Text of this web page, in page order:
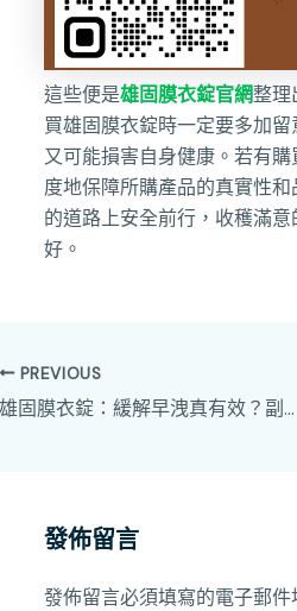
這些便是雄固膜衣錠官網整理
買雄固膜衣錠時一定要多加
又可能損害自身健康。若有
度地保障所購產品的真實性
的道路上安全前行，收穫滿
好。
PREVIOUS
雄固膜衣錠：緩解早洩真有效？副作用及服用禁忌知多少？
發佈留言
發佈留言必須填寫的電子郵件